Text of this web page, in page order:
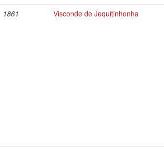
1861 Visconde de Jequitinhonha